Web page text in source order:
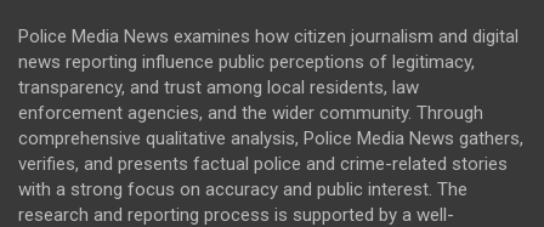
Police Media News examines how citizen journalism and digital
news reporting influence public perceptions of legitimacy,
transparency, and trust among local residents, law
enforcement agencies, and the wider community. Through
comprehensive qualitative analysis, Police Media News gathers,
verifies, and presents factual police and crime-related stories
with a strong focus on accuracy and public interest. The
research and reporting process is supported by a well-